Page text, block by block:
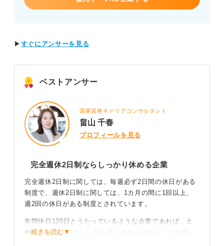
いします。
▶ すぐにアンサーを見る
ベストアンサー
国家資格キャリアコンサルタント
畠山 千春
プロフィールを見る
完全週休2日制ならしっかり休める企業
完全週休2日制に関しては、毎週必ず2日間の休日がある
制度で、週休2日制に関しては、1カ月の間に1回以上、
週2回の休日がある制度とされています。
年間休日120日とうたっているような企業であれば、土
日祝日を含めてカレンダー通りの休みであることが多い
⋯続きを読む▼